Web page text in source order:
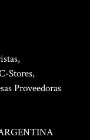
Stores,
Proveedoras